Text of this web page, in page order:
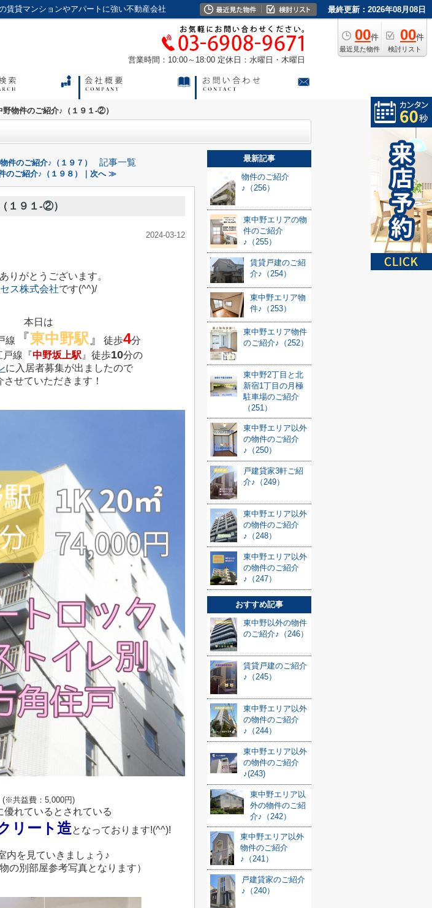
貸マンションやアパートに強い不動産会社 最終更新：2026年08月08日
00件
最近見た物件
00件
検討リスト
営業時間：10:00～18:00 定休日：水曜日・木曜日
野物件のご紹介♪（１９１-②）
件のご紹介♪（１９７） 記事一覧
のご紹介♪（１９８）｜次へ ≫
１９１-②）
2024-03-12
りがとうございます。
ス株式会社です(^^)/
本日は
線
『東中野駅 』 徒歩4分
戸線『中野坂上駅 』徒歩10分の
に入居者募集が出ましたので
させていただきます！
(※共益費：5,000円)
優れているとされている
リート造となっております!(^^)!
内を見ていきましょう♪
の別部屋参考写真となります）
最新記事
物件のご紹介
♪（256）
東中野エリアの物
件のご紹介
♪（255）
賃貸戸建のご紹
介♪（254）
東中野エリア物
件♪（253）
東中野エリア物件
のご紹介♪（252）
東中野2丁目と北
新宿1丁目の月極
駐車場のご紹介
（251）
東中野エリア以外
の物件のご紹介
♪（250）
戸建貸家3軒ご紹
介♪（249）
東中野エリア以外
の物件のご紹介
♪（248）
東中野エリア以外
の物件のご紹介
♪（247）
おすすめ記事
東中野以外の物件
のご紹介♪（246）
賃貸戸建のご紹介
♪（245）
東中野エリア以外
の物件のご紹介
♪（244）
東中野エリア以外
の物件のご紹介
♪(243)
東中野エリア以
外の物件のご紹
介♪（242）
東中野エリア以外
物件のご紹介
♪（241）
戸建貸家のご紹介
♪（240）